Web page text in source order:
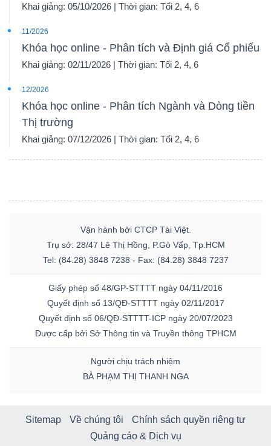
Khai giảng: 05/10/2026 | Thời gian: Tối 2, 4, 6
11/2026
Khóa học online - Phân tích và Định giá Cổ phiếu
Khai giảng: 02/11/2026 | Thời gian: Tối 2, 4, 6
12/2026
Khóa học online - Phân tích Ngành và Dòng tiền
Thị trường
Khai giảng: 07/12/2026 | Thời gian: Tối 2, 4, 6
Vận hành bởi CTCP Tài Việt.
Trụ sở: 28/47 Lê Thị Hồng, P.Gò Vấp, Tp.HCM
Tel: (84.28) 3848 7238 - Fax: (84.28) 3848 7237
Giấy phép số 48/GP-STTTT ngày 04/11/2016
Quyết định số 13/QĐ-STTTT ngày 02/11/2017
Quyết định số 06/QĐ-STTTT-ICP ngày 20/07/2023
Được cấp bởi Sở Thông tin và Truyền thông TPHCM
Người chịu trách nhiệm
BÀ PHẠM THỊ THANH NGA
Sitemap Về chúng tôi
Chính sách quyền riêng tư
Quảng cáo & Dịch vụ